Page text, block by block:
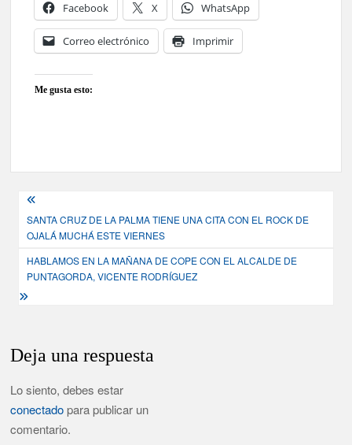
Facebook X WhatsApp
Correo electrónico Imprimir
Me gusta esto:
Navegación
de
entradas
SANTA CRUZ DE LA PALMA TIENE UNA CITA CON EL ROCK DE
OJALÁ MUCHÁ ESTE VIERNES
HABLAMOS EN LA MAÑANA DE COPE CON EL ALCALDE DE
PUNTAGORDA, VICENTE RODRÍGUEZ
Deja una respuesta
Lo siento, debes estar
conectadopara publicar un
comentario.